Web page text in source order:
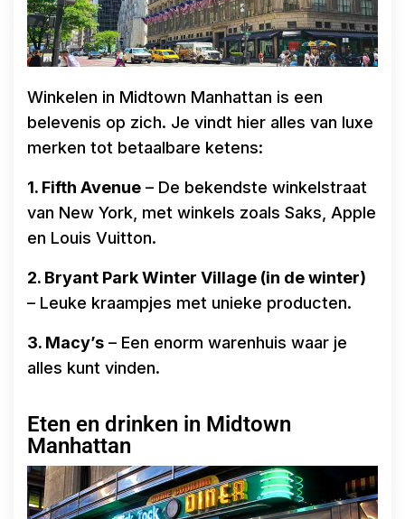
Winkelen in Midtown Manhattan is een
belevenis op zich. Je vindt hier alles van luxe
merken tot betaalbare ketens:
1. Fifth Avenue – De bekendste winkelstraat
van New York, met winkels zoals Saks, Apple
en Louis Vuitton.
2. Bryant Park Winter Village (in de winter)
– Leuke kraampjes met unieke producten.
3. Macy’s – Een enorm warenhuis waar je
alles kunt vinden.
Eten en drinken in Midtown
Manhattan